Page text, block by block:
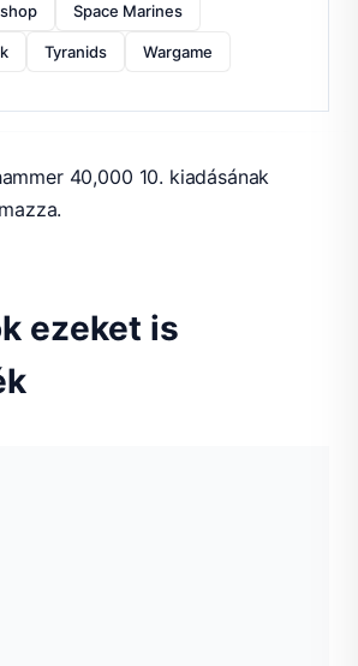
Space Marines
Tyranids Wargame
40,000 10. kiadásának
ezeket is